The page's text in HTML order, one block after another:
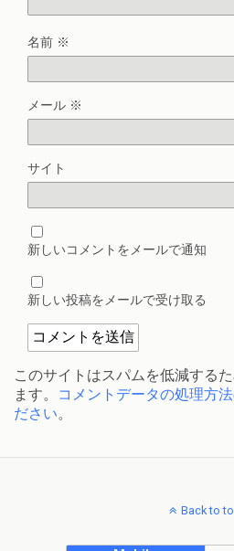
名前 ※
メール ※
サイト
新しいコメントをメールで通知
新しい投稿をメールで受け取る
このサイトはスパムを低減する
ます。
コメントデータの処理方
ださい。
Back to